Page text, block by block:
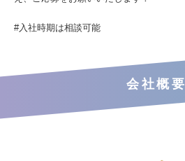
#入社時期は相談可能
会社概要